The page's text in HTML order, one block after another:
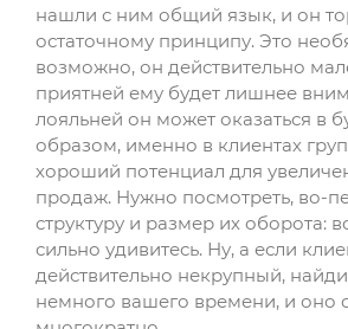
нашли с ним общий язык, и он
остаточному принципу. Это
возможно, он действительно
приятней ему будет лишнее
лояльней он может оказаться в
образом, именно в клиентах
хороший потенциал для
продаж. Нужно посмотреть, во-
структуру и размер их оборота:
сильно удивитесь. Ну, а если
действительно некрупный,
немного вашего времени, и оно